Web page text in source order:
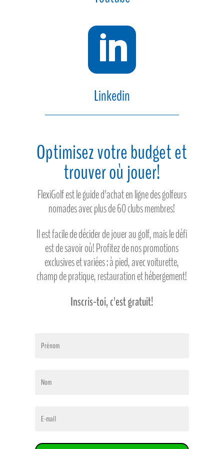

Linkedin
Optimisez votre budget et
trouver où jouer!
FlexiGolf est le guide d'achat en ligne des golfeurs
nomades avec plus de 60 clubs membres!
Il est facile de décider de jouer au golf, mais le défi
est de savoir où! Profitez de nos promotions
exclusives et variées : à pied, avec voiturette,
champ de pratique, restauration et hébergement!
Inscris-toi, c'est gratuit!